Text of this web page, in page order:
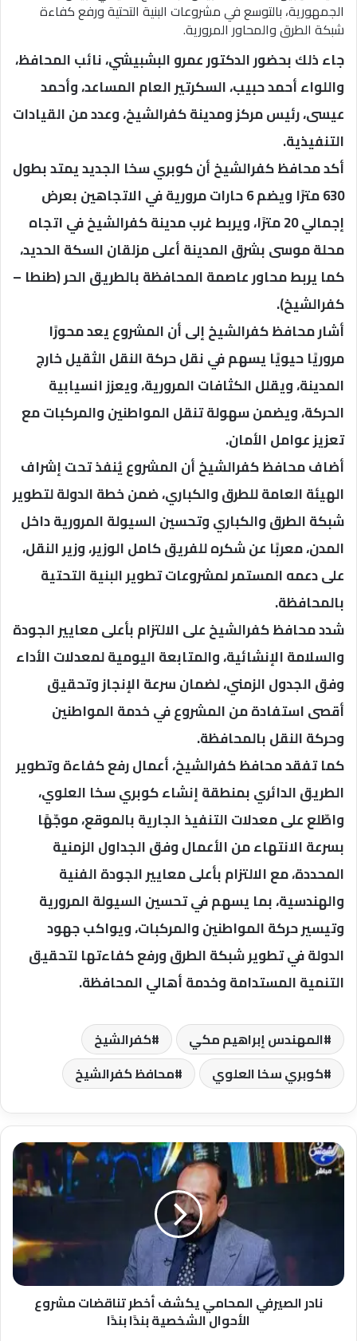
الجمهورية، بالتوسع في مشروعات البنية التحتية ورفع كفاءة
شبكة الطرق والمحاور المرورية.
جاء ذلك بحضور الدكتور عمرو البشبيشي، نائب المحافظ،
واللواء أحمد حبيب، السكرتير العام المساعد، وأحمد
عيسى، رئيس مركز ومدينة كفرالشيخ، وعدد من القيادات
التنفيذية.
أكد محافظ كفرالشيخ أن كوبري سخا الجديد يمتد بطول
630 مترًا ويضم 6 حارات مرورية في الاتجاهين بعرض
إجمالي 20 مترًا، ويربط غرب مدينة كفرالشيخ في اتجاه
محلة موسى بشرق المدينة أعلى مزلقان السكة الحديد،
كما يربط محاور عاصمة المحافظة بالطريق الحر (طنطا –
كفرالشيخ).
أشار محافظ كفرالشيخ إلى أن المشروع يعد محورًا
مروريًا حيويًا يسهم في نقل حركة النقل الثقيل خارج
المدينة، ويقلل الكثافات المرورية، ويعزز انسيابية
الحركة، ويضمن سهولة تنقل المواطنين والمركبات مع
تعزيز عوامل الأمان.
أضاف محافظ كفرالشيخ أن المشروع يُنفذ تحت إشراف
الهيئة العامة للطرق والكباري، ضمن خطة الدولة لتطوير
شبكة الطرق والكباري وتحسين السيولة المرورية داخل
المدن، معربًا عن شكره للفريق كامل الوزير، وزير النقل،
على دعمه المستمر لمشروعات تطوير البنية التحتية
بالمحافظة.
شدد محافظ كفرالشيخ على الالتزام بأعلى معايير الجودة
والسلامة الإنشائية، والمتابعة اليومية لمعدلات الأداء
وفق الجدول الزمني، لضمان سرعة الإنجاز وتحقيق
أقصى استفادة من المشروع في خدمة المواطنين
وحركة النقل بالمحافظة.
كما تفقد محافظ كفرالشيخ، أعمال رفع كفاءة وتطوير
الطريق الدائري بمنطقة إنشاء كوبري سخا العلوي،
واطّلع على معدلات التنفيذ الجارية بالموقع، موجّهًا
بسرعة الانتهاء من الأعمال وفق الجداول الزمنية
المحددة، مع الالتزام بأعلى معايير الجودة الفنية
والهندسية، بما يسهم في تحسين السيولة المرورية
وتيسير حركة المواطنين والمركبات، ويواكب جهود
الدولة في تطوير شبكة الطرق ورفع كفاءتها لتحقيق
التنمية المستدامة وخدمة أهالي المحافظة.
المهندس إبراهيم مكي
كفرالشيخ
كوبري سخا العلوي
محافظ كفرالشيخ
نادر
الصيرفي
المحامي
الشخصية
نادر الصيرفي المحامي يكشف أخطر تناقضات مشروع
الأحوال الشخصية بندًا بندًا